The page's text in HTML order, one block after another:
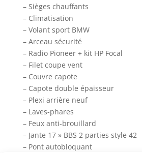
– Sièges chauffants
– Climatisation
– Volant sport BMW
– Arceau sécurité
– Radio Pioneer + kit HP Focal
– Filet coupe vent
– Couvre capote
– Capote double épaisseur
– Plexi arrière neuf
– Laves-phares
– Feux anti-brouillard
– Jante 17 » BBS 2 parties style 42
– Pont autobloquant